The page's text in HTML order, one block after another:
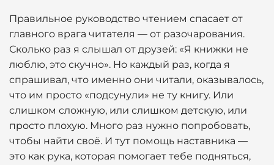
Правильное руководство чтением спасает от
главного врага читателя — от разочарования.
Сколько раз я слышал от друзей: «Я книжки не
люблю, это скучно». Но каждый раз, когда я
спрашивал, что именно они читали, оказывалось,
что им просто «подсунули» не ту книгу. Или
слишком сложную, или слишком детскую, или
просто плохую. Много раз нужно попробовать,
чтобы найти своё. И тут помощь наставника —
это как рука, которая помогает тебе подняться,